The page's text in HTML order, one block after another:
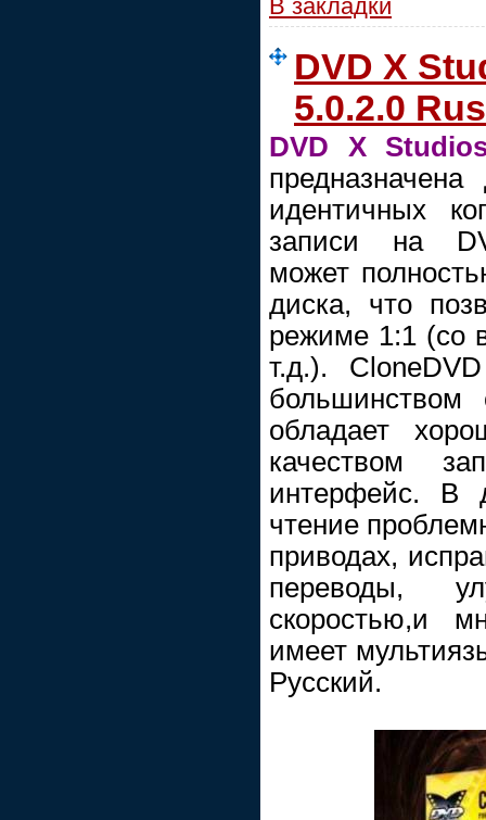
В закладки
DVD X
5.0.2.0 Rus
DVD X
идентичных
записи на
может
диска, что
режиме 1:1 (со
т.д.).
большинством
обладает
качеством
интерфейс. В
чтение
приводах,
переводы,
скоростью,и
имеет
Русский.